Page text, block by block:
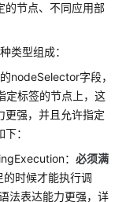
的节点、不同应用部
类型组成：
nodeSelector字段，
定标签的节点上，这
更强，并且允许指定
：
： 必须满
时候才能执行调
法表达能力更强，详